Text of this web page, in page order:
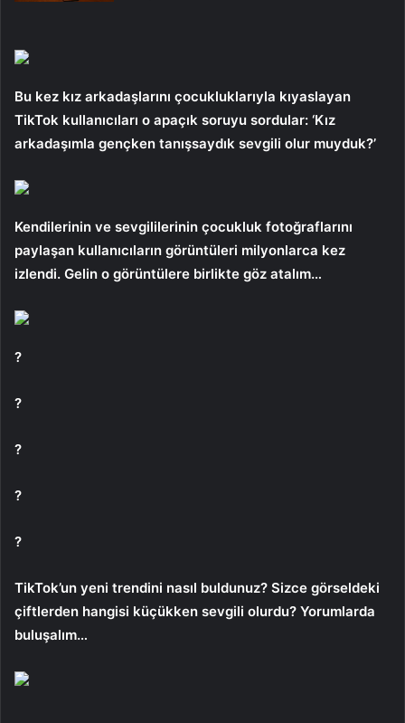
Bu kez kız arkadaşlarını çocukluklarıyla kıyaslayan
TikTok kullanıcıları o apaçık soruyu sordular: ‘Kız
arkadaşımla gençken tanışsaydık sevgili olur muyduk?’
Kendilerinin ve sevgililerinin çocukluk fotoğraflarını
paylaşan kullanıcıların görüntüleri milyonlarca kez
izlendi. Gelin o görüntülere birlikte göz atalım…
?
?
?
?
?
TikTok’un yeni trendini nasıl buldunuz? Sizce görseldeki
çiftlerden hangisi küçükken sevgili olurdu? Yorumlarda
buluşalım…